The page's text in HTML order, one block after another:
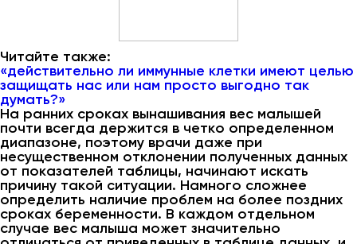
Читайте также:
«действительно ли иммунные клетки имеют целью
защищать нас или нам просто выгодно так
думать?»
На ранних сроках вынашивания вес малышей
почти всегда держится в четко определенном
диапазоне, поэтому врачи даже при
несущественном отклонении полученных данных
от показателей таблицы, начинают искать
причину такой ситуации. Намного сложнее
определить наличие проблем на более поздних
сроках беременности. В каждом отдельном
случае вес малыша может значительно